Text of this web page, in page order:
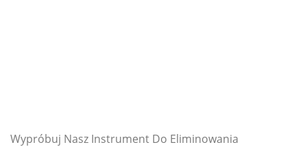
Wypróbuj Nasz Instrument Do Eliminowania